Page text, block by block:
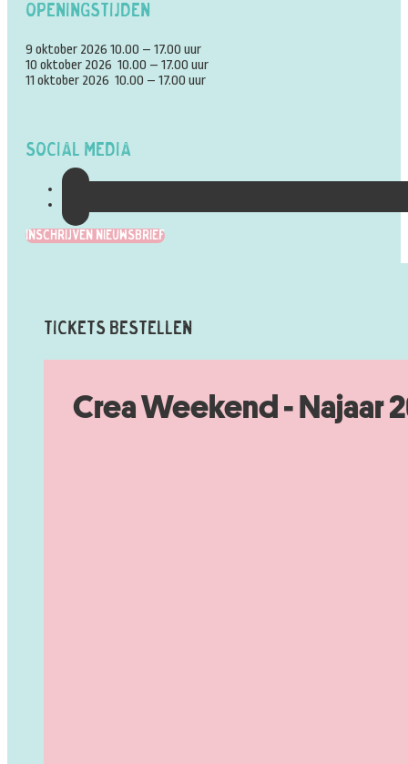
Openingstijden
9 oktober 2026 10.00 – 17.00 uur
10 oktober 2026 10.00 – 17.00 uur
11 oktober 2026 10.00 – 17.00 uur
Social Media
Inschrijven Nieuwsbrief
Tickets Bestellen